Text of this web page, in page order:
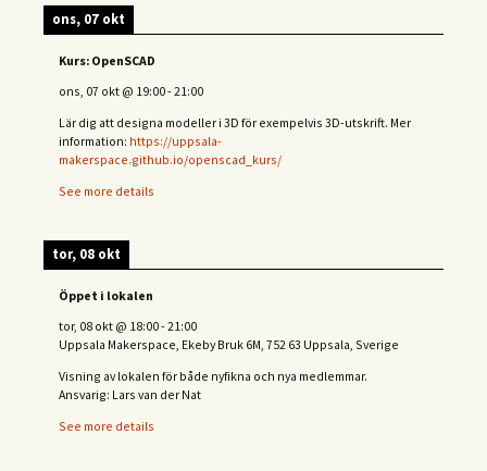
ons, 07 okt
Kurs: OpenSCAD
ons, 07 okt @ 19:00-21:00
Lär dig att designa modeller i 3D för exempelvis 3D-utskrift. Mer
information: https://uppsala-
makerspace.github.io/openscad_kurs/
See more details
tor, 08 okt
Öppet i lokalen
tor, 08 okt @ 18:00-21:00
Uppsala Makerspace, Ekeby Bruk 6M, 752 63 Uppsala, Sverige
Visning av lokalen för både nyfikna och nya medlemmar.
Ansvarig: Lars van der Nat
See more details